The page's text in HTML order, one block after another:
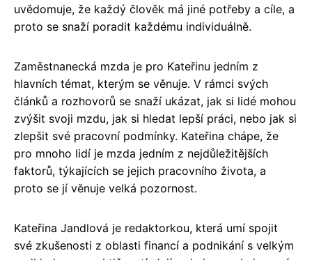
uvědomuje, že každý člověk má jiné potřeby a cíle, a
proto se snaží poradit každému individuálně.
Zaměstnanecká mzda je pro Kateřinu jedním z
hlavních témat, kterým se věnuje. V rámci svých
článků a rozhovorů se snaží ukázat, jak si lidé mohou
zvýšit svoji mzdu, jak si hledat lepší práci, nebo jak si
zlepšit své pracovní podmínky. Kateřina chápe, že
pro mnoho lidí je mzda jedním z nejdůležitějších
faktorů, týkajících se jejich pracovního života, a
proto se jí věnuje velká pozornost.
Kateřina Jandlová je redaktorkou, která umí spojit
své zkušenosti z oblasti financí a podnikání s velkým